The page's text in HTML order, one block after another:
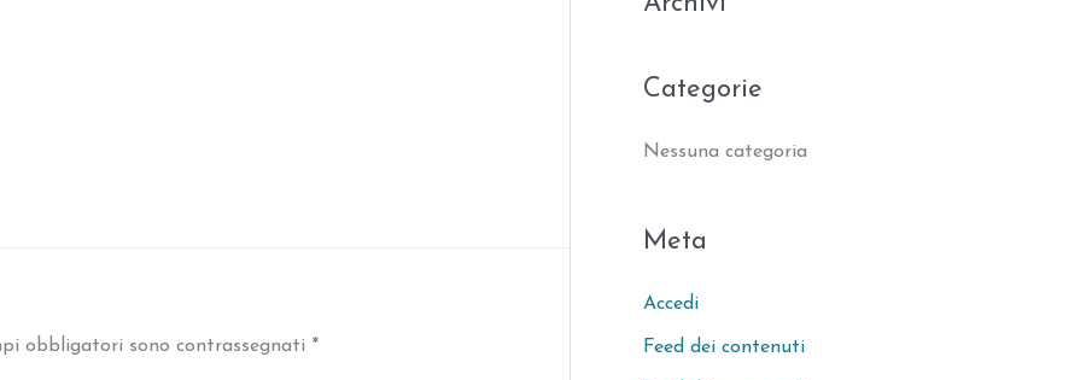
obbligatori sono contrassegnati *
Categorie
Nessuna categoria
Meta
Accedi
Feed dei contenuti